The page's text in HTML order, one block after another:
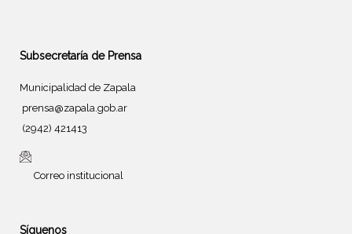
Subsecretaría de Prensa
Municipalidad de Zapala
prensa@zapala.gob.ar
(2942) 421413
Correo institucional
Síguenos